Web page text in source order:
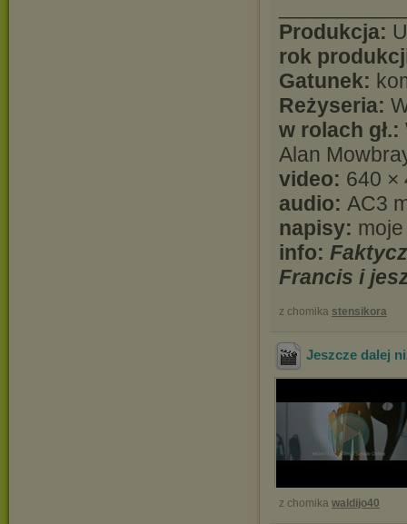
Produkcja:
rok
Gatunek:
Reżyseria:
w rolach gł.:
Alan
video: 640 ×
audio: AC3
napisy:
info:
Francis i
z chomika stensikora
Jeszcze dalej
z chomika waldijo40